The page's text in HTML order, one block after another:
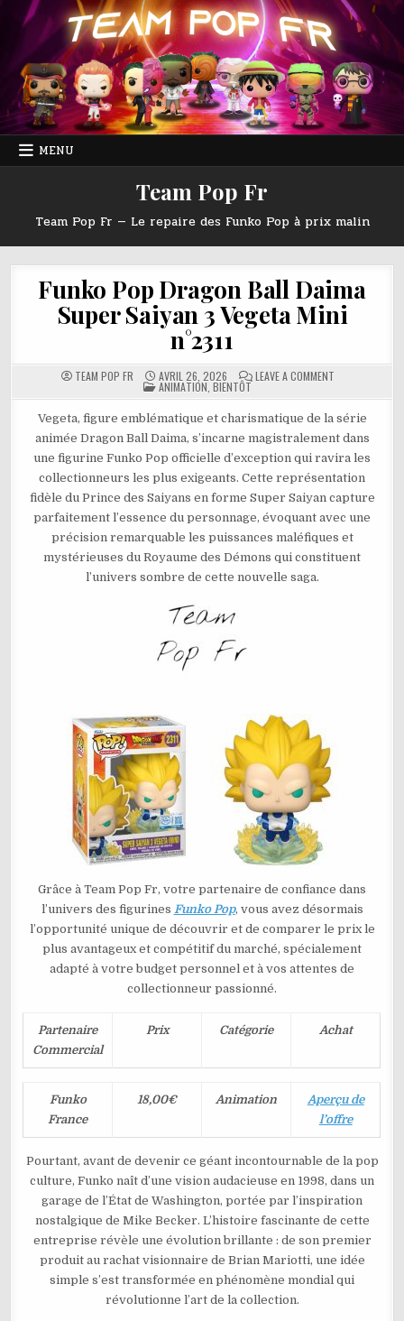
content
MENU
Team Pop Fr
Team Pop Fr — Le repaire des Funko Pop à prix malin
Funko Pop Dragon Ball Daima
Super Saiyan 3 Vegeta Mini
n°2311
TEAM POP FR AVRIL 26, 2026 LEAVE A COMMENTON
POP
BALL
SUPER
SAIYAN
3
VEGETA
MINI
N°2311
POSTED
IN
ANIMATION BIENTÔT
Vegeta, figure emblématique et charismatique de la série
animée Dragon Ball Daima, s’incarne magistralement dans
une figurine Funko Pop officielle d’exception qui ravira les
collectionneurs les plus exigeants. Cette représentation
fidèle du Prince des Saiyans en forme Super Saiyan capture
parfaitement l’essence du personnage, évoquant avec une
précision remarquable les puissances maléfiques et
mystérieuses du Royaume des Démons qui constituent
l’univers sombre de cette nouvelle saga.
Grâce à Team Pop Fr, votre partenaire de confiance dans
l’univers des figurines Funko Pop, vous avez désormais
l’opportunité unique de découvrir et de comparer le prix le
plus avantageux et compétitif du marché, spécialement
adapté à votre budget personnel et à vos attentes de
collectionneur passionné.
Partenaire
Commercial
Prix Catégorie Achat
Funko
France
18,00€ Animation
Aperçu de
l’offre
Pourtant, avant de devenir ce géant incontournable de la pop
culture, Funko naît d’une vision audacieuse en 1998, dans un
garage de l’État de Washington, portée par l’inspiration
nostalgique de Mike Becker. L’histoire fascinante de cette
entreprise révèle une évolution brillante : de son premier
produit au rachat visionnaire de Brian Mariotti, une idée
simple s’est transformée en phénomène mondial qui
révolutionne l’art de la collection.